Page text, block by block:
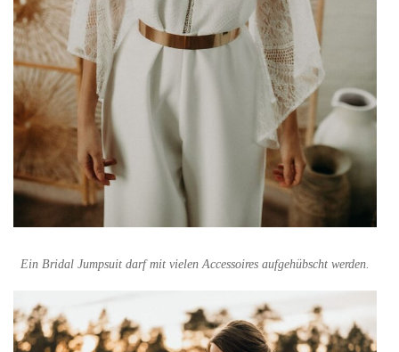
Ein Bridal Jumpsuit darf mit vielen Accessoires aufgehübscht werden.